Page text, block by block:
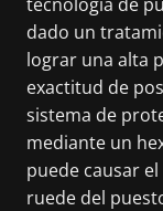
dado un
lograr una alta
exactitud de
sistema de
mediante un
puede causar
ruede del